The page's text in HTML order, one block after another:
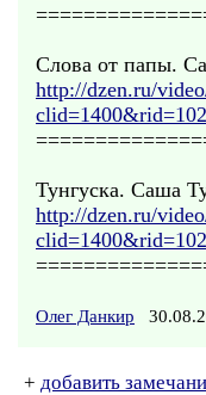
Слова от папы.
http://dzen.ru/
Тунгуска. Саша
http://dzen.ru/
Олег Данкир
+ добавить